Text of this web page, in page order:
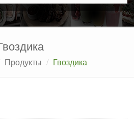
Продукты Гвоздика